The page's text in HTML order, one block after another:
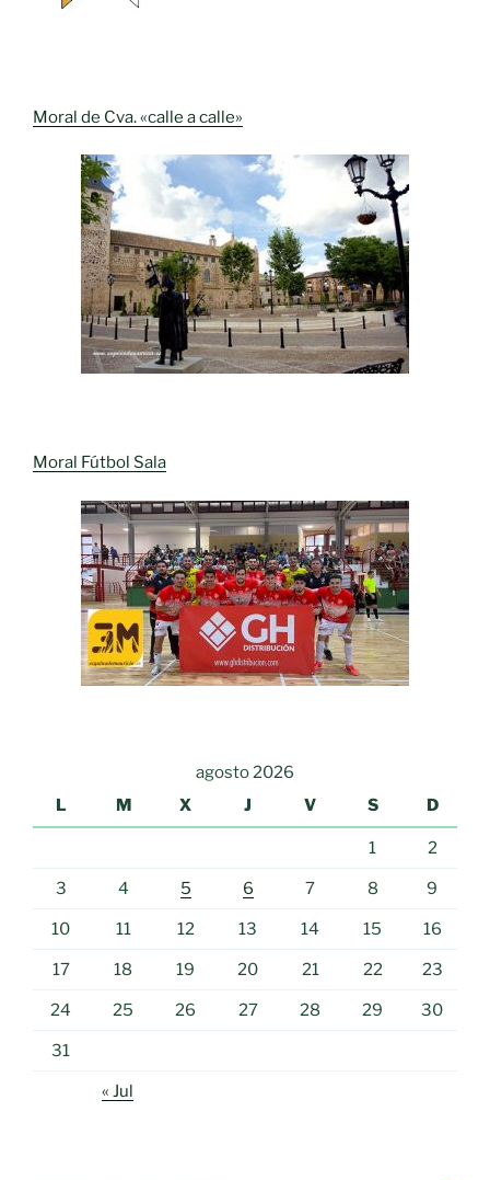
Moral de Cva. «calle a calle»
Moral Fútbol Sala
agosto 2026
L
M X J V S D
1 2
3 4 5 6 7 8 9
10 11 12 13 14 15 16
17 18 19 20 21 22 23
24 25 26 27 28 29 30
31
« Jul